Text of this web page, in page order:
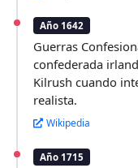
Año 1642
Guerras
confederada
Kilrush cuando
realista.
Wikipedia
Año 1715